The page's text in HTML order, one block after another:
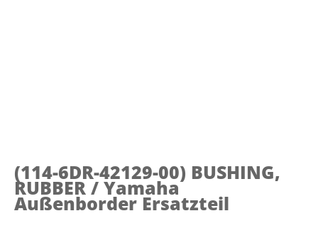
(114-6DR-42129-00) BUSHING,
RUBBER / Yamaha
Außenborder Ersatzteil